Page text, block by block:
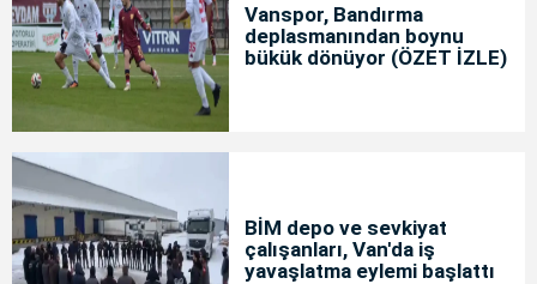
Vanspor, Bandırma
deplasmanından boynu
bükük dönüyor (ÖZET İZLE)
BİM depo ve sevkiyat
çalışanları, Van'da iş
yavaşlatma eylemi başlattı